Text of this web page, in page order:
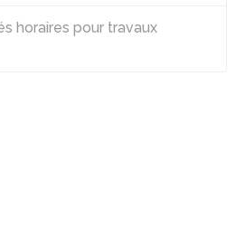
horaires pour travaux